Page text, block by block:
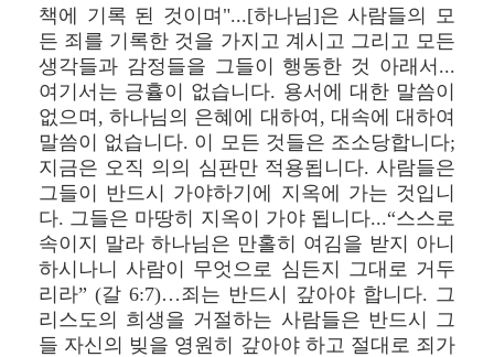
책에 기록 된 것이며"...[하나님]은 사람들의 모
든 죄를 기록한 것을 가지고 계시고 그리고 모든
생각들과 감정들을 그들이 행동한 것 아래서...
여기서는 긍휼이 없습니다. 용서에 대한 말씀이
없으며, 하나님의 은혜에 대하여, 대속에 대하여
말씀이 없습니다. 이 모든 것들은 조소당합니다;
지금은 오직 의의 심판만 적용됩니다. 사람들은
그들이 반드시 가야하기에 지옥에 가는 것입니
다. 그들은 마땅히 지옥이 가야 됩니다...“스스로
속이지 말라 하나님은 만홀히 여김을 받지 아니
하시나니 사람이 무엇으로 심든지 그대로 거두
리라” (갈 6:7)…죄는 반드시 갚아야 합니다. 그
리스도의 희생을 거절하는 사람들은 반드시 그
들 자신의 빚을 영원히 갚아야 하고 절대로 죄가